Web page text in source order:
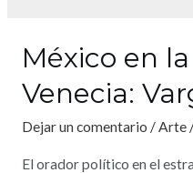
México en
Venecia:
Dejar un comentario /Arte
El orador político en el